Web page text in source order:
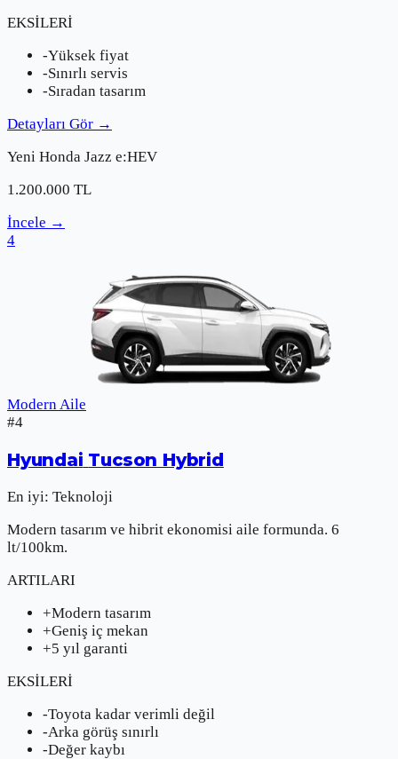
EKSİLERİ
-Yüksek fiyat
-Sınırlı servis
-Sıradan tasarım
Detayları Gör →
Yeni Honda Jazz e:HEV
1.200.000 TL
İncele →
4
Modern Aile
#4
Hyundai Tucson Hybrid
En iyi: Teknoloji
Modern tasarım ve hibrit ekonomisi aile formunda. 6
lt/100km.
ARTILARI
+Modern tasarım
+Geniş iç mekan
+5 yıl garanti
EKSİLERİ
-Toyota kadar verimli değil
-Arka görüş sınırlı
-Değer kaybı